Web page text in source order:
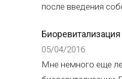
после введения
Биоревитализация
05/04/2016
Мне немного еще